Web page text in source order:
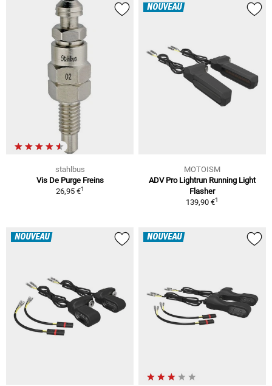
stahlbus
Vis De Purge Freins
26,95 €1
NOUVEAU
MOTOISM
ADV Pro Lightrun Running Light
Flasher
139,90 €1
NOUVEAU NOUVEAU